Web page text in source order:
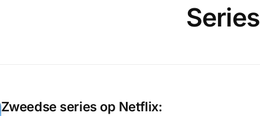
Series
Zweedse series op Netflix: